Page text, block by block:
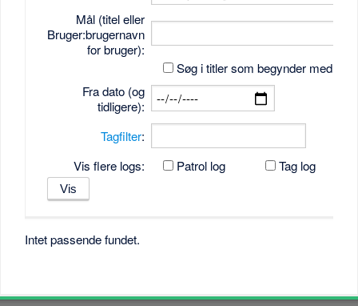
Mål (titel eller
Bruger:brugernavn
for bruger):
Søg i titler som begynder med
Fra dato (og
tidligere):
Tagfilter:
Vis flere logs:
Patrol log Tag log
Intet passende fundet.